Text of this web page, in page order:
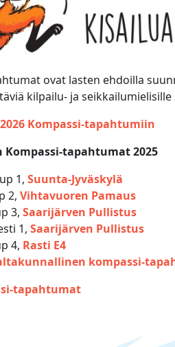
ovat lasten ehdoilla
kilpailu- ja
Kompassi-tapahtumiin
Kompassi-tapahtumat 2025
1, Suunta-Jyväskylä
2, Vihtavuoren Pamaus
3, Saarijärven Pullistus
1, Saarijärven Pullistus
4, Rasti E4
kompassi-
tapahtumat